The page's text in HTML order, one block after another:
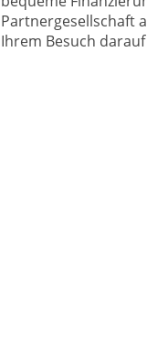
Partnergesellschaft
Ihrem Besuch